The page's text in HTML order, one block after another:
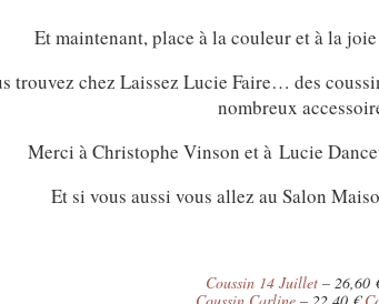
Et maintenant, place à la couleur et à la
trouvez chez Laissez Lucie Faire… des
nombreux
Merci à Christophe Vinson et à Lucie
Et si vous aussi vous allez au Salon
Coussin 14 Juillet– 26,60